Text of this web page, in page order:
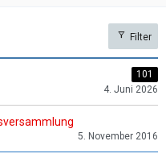
Filter
101
4. Juni 2026
5. November 2016